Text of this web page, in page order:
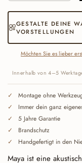
GESTALTE DEINE
VORSTELLUNGEN
Möchten Sie es lieber
Innerhalb von 4–5
Montage ohne
Immer dein ganz
5 Jahre Garantie
Brandschutz
Handgefertigt in den
Maya ist eine